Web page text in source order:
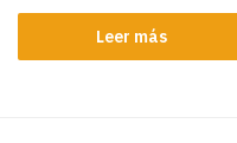
Leer más